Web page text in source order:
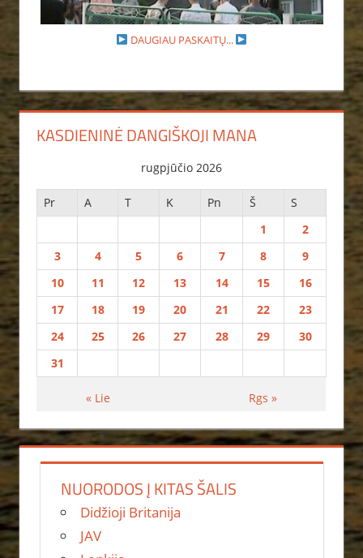
DAUGIAU PASKAITŲ...
KASDIENINĖ DANGIŠKOJI MANA
rugpjūčio 2026
Pr A T K Pn Š
S
1
2
3
4 5 6 7 8
9
10
11 12 13 14 15
16
17
18 19 20 21 22
23
24
25 26 27 28 29
30
31
« Lie Rgs »
NUORODOS Į KITAS ŠALIS
Didžioji Britanija
JAV